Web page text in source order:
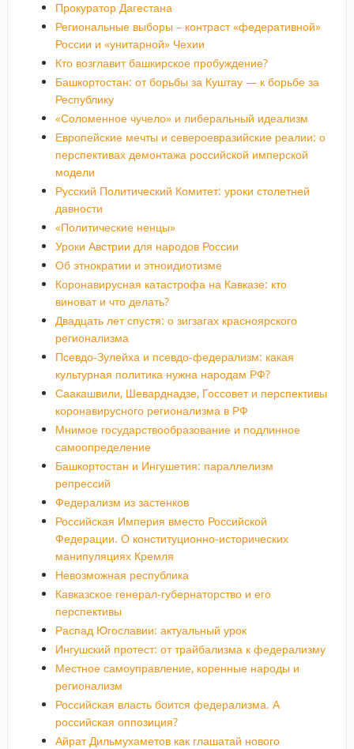
Прокуратор Дагестана
Региональные выборы – контраст «федеративной»
России и «унитарной» Чехии
Кто возглавит башкирское пробуждение?
Башкортостан: от борьбы за Куштау — к борьбе за
Республику
«Соломенное чучело» и либеральный идеализм
Европейские мечты и североевразийские реалии: о
перспективах демонтажа российской имперской
модели
Русский Политический Комитет: уроки столетней
давности
«Политические ненцы»
Уроки Австрии для народов России
Об этнократии и этноидиотизме
Коронавирусная катастрофа на Кавказе: кто
виноват и что делать?
Двадцать лет спустя: о зигзагах красноярского
регионализма
Псевдо-Зулейха и псевдо-федерализм: какая
культурная политика нужна народам РФ?
Саакашвили, Шеварднадзе, Госсовет и перспективы
коронавирусного регионализма в РФ
Мнимое государствообразование и подлинное
самоопределение
Башкортостан и Ингушетия: параллелизм
репрессий
Федерализм из застенков
Российская Империя вместо Российской
Федерации. О конституционно-исторических
манипуляциях Кремля
Невозможная республика
Кавказское генерал-губернаторство и его
перспективы
Распад Югославии: актуальный урок
Ингушский протест: от трайбализма к федерализму
Местное самоуправление, коренные народы и
регионализм
Российская власть боится федерализма. А
российская оппозиция?
Айрат Дильмухаметов как глашатай нового